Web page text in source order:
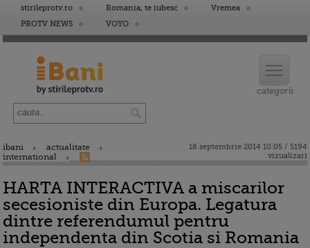
stirileprotv.ro Romania, te iubesc
Vremea
PROTV NEWS
VOYO
ibani
actualitate
international
18 septembrie 2014 10:05 / 5194
vizualizari
HARTA INTERACTIVA a miscarilor
secesioniste din Europa. Legatura
dintre referendumul pentru
independenta din Scotia si Romania